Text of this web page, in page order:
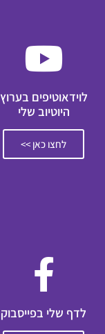
לוידאוטיפים בערוץ
היוטיוב שלי
לחצו כאן >>
לדף שלי בפייסבוק